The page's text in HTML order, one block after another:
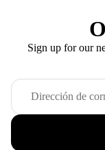
Sign up for our